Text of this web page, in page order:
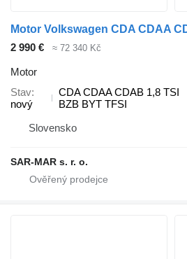
2 990 € ≈ 72 340 Kč
Motor
Stav
nový
CDA CDAA CDAB 1,8 TSI
BZB BYT TFSI
Slovensko
SAR-MAR s. r. o.